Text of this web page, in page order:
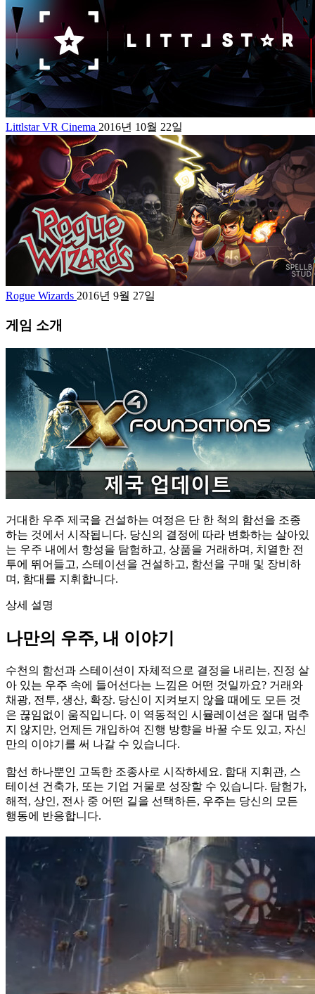
Littlstar VR Cinema 2016년 10월 22일
Rogue Wizards 2016년 9월 27일
게임 소개
거대한 우주 제국을 건설하는 여정은 단 한 척의 함선을 조종
하는 것에서 시작됩니다. 당신의 결정에 따라 변화하는 살아있
는 우주 내에서 항성을 탐험하고, 상품을 거래하며, 치열한 전
투에 뛰어들고, 스테이션을 건설하고, 함선을 구매 및 장비하
며, 함대를 지휘합니다.
상세 설명
나만의 우주, 내 이야기
수천의 함선과 스테이션이 자체적으로 결정을 내리는, 진정 살
아 있는 우주 속에 들어선다는 느낌은 어떤 것일까요? 거래와
채광, 전투, 생산, 확장. 당신이 지켜보지 않을 때에도 모든 것
은 끊임없이 움직입니다. 이 역동적인 시뮬레이션은 절대 멈추
지 않지만, 언제든 개입하여 진행 방향을 바꿀 수도 있고, 자신
만의 이야기를 써 나갈 수 있습니다.
함선 하나뿐인 고독한 조종사로 시작하세요. 함대 지휘관, 스
테이션 건축가, 또는 기업 거물로 성장할 수 있습니다. 탐험가,
해적, 상인, 전사 중 어떤 길을 선택하든, 우주는 당신의 모든
행동에 반응합니다.